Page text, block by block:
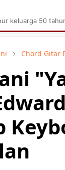
Pabrik Kelapa
Chord Gitar
keluarga 50